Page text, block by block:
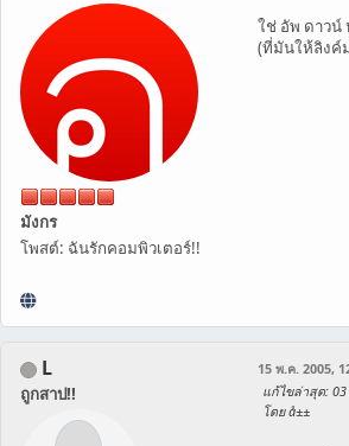
มังกร
โพสต์: ฉันรักคอมพิวเตอร์!!
ใช่ อัพ ดาวน์
(ที่มันให้ลิงค์
L
ถูกสาป!!
15 พ.ค. 2005,
แก้ไขล่าสุด:
โดย å±±